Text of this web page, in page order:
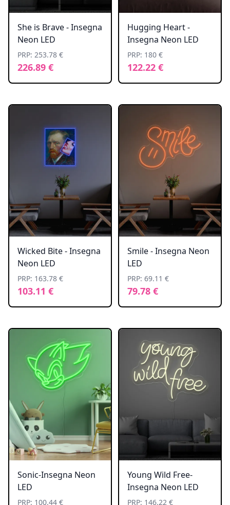
She is Brave - Insegna
Neon LED
PRP: 253.78 €
226.89 €
Hugging Heart -
Insegna Neon LED
PRP: 180 €
122.22 €
Wicked Bite - Insegna
Neon LED
PRP: 163.78 €
103.11 €
Smile - Insegna Neon
LED
PRP: 69.11 €
79.78 €
Sonic-Insegna Neon
LED
PRP: 100.44 €
Young Wild Free-
Insegna Neon LED
PRP: 146.22 €